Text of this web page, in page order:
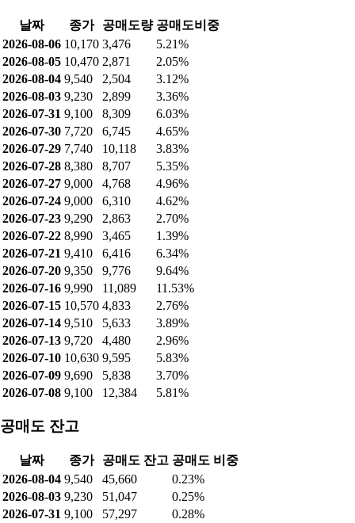
날짜 종가 공매도량 공매도비중
2026-08-06 10,170 3,476
5.21%
2026-08-05 10,470 2,871
2.05%
2026-08-04 9,540 2,504
3.12%
2026-08-03 9,230 2,899
3.36%
2026-07-31 9,100 8,309
6.03%
2026-07-30 7,720 6,745
4.65%
2026-07-29 7,740 10,118
3.83%
2026-07-28 8,380 8,707
5.35%
2026-07-27 9,000 4,768
4.96%
2026-07-24 9,000 6,310
4.62%
2026-07-23 9,290 2,863
2.70%
2026-07-22 8,990 3,465
1.39%
2026-07-21 9,410 6,416
6.34%
2026-07-20 9,350 9,776
9.64%
2026-07-16 9,990 11,089
11.53%
2026-07-15 10,570 4,833
2.76%
2026-07-14 9,510 5,633
3.89%
2026-07-13 9,720 4,480
2.96%
2026-07-10 10,630 9,595
5.83%
2026-07-09 9,690 5,838
3.70%
2026-07-08 9,100 12,384 5.81%
공매도 잔고
날짜 종가 공매도 잔고 공매도 비중
2026-08-04 9,540 45,660
0.23%
2026-08-03 9,230 51,047
0.25%
2026-07-31 9,100 57,297
0.28%